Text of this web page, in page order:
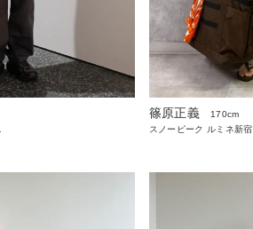
篠原正義
170cm
スノーピーク ルミネ新宿